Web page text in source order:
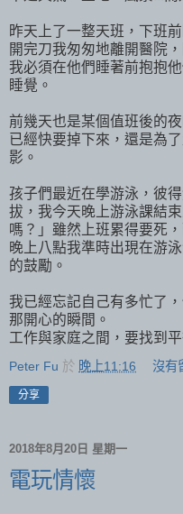
昨天上了一整天班，下班
開完刀我匆匆地離開醫院
我必須在他們睡著前抱抱
睡覺。
前幾天也是某個值班後的
已經快要掉下來，還是為
影。
孩子們最近在學游泳，彼
拔，我今天晚上游泳課結
嗎？」雖然上班累得要死
晚上八點我準時出現在游
的鼓勵。
我已經忘記自己有多忙了
那開心的瞬間。
工作與家庭之間，要找到
Peter Fu 於 晚上11:16 沒有
分享
2018年8月20日 星期一
電玩情懷